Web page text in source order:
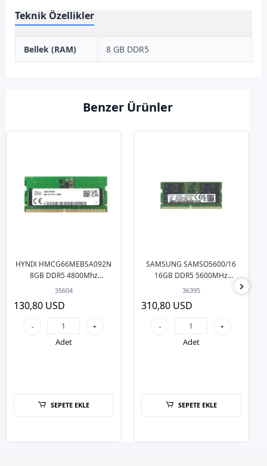
Teknik Özellikler
Bellek (RAM) 8 GB DDR5
Benzer Ürünler
HYNIX HMCG66MEBSA092N
8GB DDR5 4800Mhz
Notebook Bellek
35604
130,80 USD
- +
Adet
SEPETE EKLE
SAMSUNG SAMSO5600/16
16GB DDR5 5600MHz
Notebook Bellek Bulk
36395
310,80 USD
- +
Adet
SEPETE EKLE